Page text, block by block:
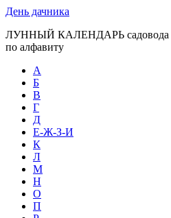
День дачника
ЛУННЫЙ КАЛЕНДАРЬ садовода
по алфавиту
А
Б
В
Г
Д
Е-Ж-З-И
К
Л
М
Н
О
П